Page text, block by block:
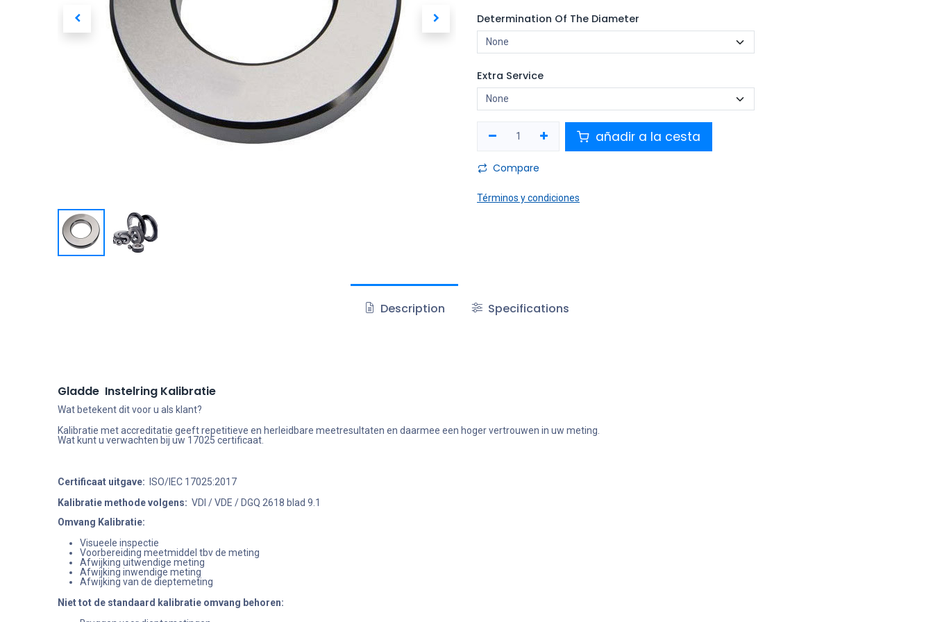
Determination Of The Diameter
Extra Service
añadir a la cesta
Compare
Términos y condiciones
Description Specifications
Gladde Instelring Kalibratie
Wat betekent dit voor u als klant?
Kalibratie met accreditatie geeft repetitieve en herleidbare meetresultaten en daarmee een hoger vertrouwen in uw meting.
Wat kunt u verwachten bij uw 17025 certificaat.
Certificaat uitgave: ISO/IEC 17025:2017
Kalibratie methode volgens: VDI / VDE / DGQ 2618 blad 9.1
Omvang Kalibratie:
Visueele inspectie
Voorbereiding meetmiddel tbv de meting
Afwijking uitwendige meting
Afwijking inwendige meting
Afwijking van de dieptemeting
Niet tot de standaard kalibratie omvang behoren: